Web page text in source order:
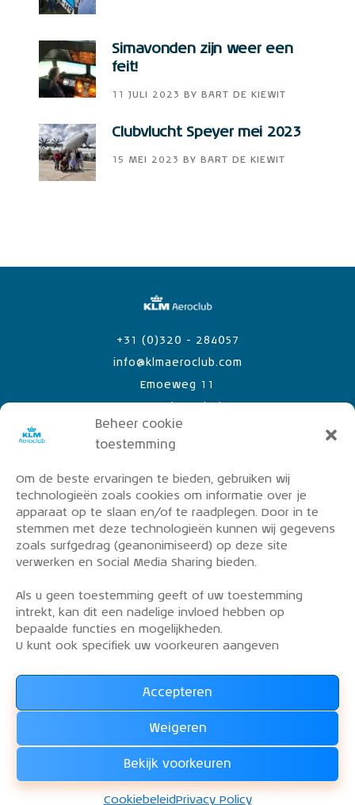
Beheer cookie
toestemming
Om de beste ervaringen te bieden, gebruiken wij
technologieën zoals cookies om informatie over je
apparaat op te slaan en/of te raadplegen. Door in te
stemmen met deze technologieën kunnen wij gegevens
zoals surfgedrag (geanonimiseerd) op deze site
verwerken en Social Media Sharing bieden.
Als u geen toestemming geeft of uw toestemming
intrekt, kan dit een nadelige invloed hebben op
bepaalde functies en mogelijkheden.
U kunt ook specifiek uw voorkeuren aangeven
Accepteren
Weigeren
Bekijk voorkeuren
Cookiebeleid Privacy Policy
Simavonden zijn weer een
feit!
11 JULI 2023 BY BART DE KIEWIT
Clubvlucht Speyer mei 2023
15 MEI 2023 BY BART DE KIEWIT
Emoeweg 11
info@klmaeroclub.com
+31 (0)320 - 284057
PRIVACY POLICY
OVER DE KLM AEROCLUB
VLIEGLESSEN
VLOOT
Word lid van de KLM Aeroclub. Basis lid, simulator
lid of vliegend lid. Ook niet KLM-ers zijn welkom!
Lees alles over het lidmaatschap van de KLM Aeroclub
WORD LID !!!
© 2026. Alle rechten voorbehouden.